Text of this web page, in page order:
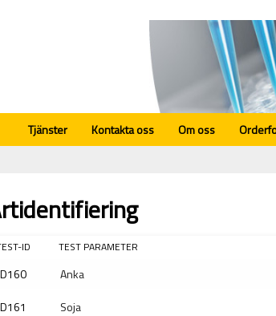
Tjänster Kontakta oss Om oss
ID TEST PARAMETER
Anka
Soja